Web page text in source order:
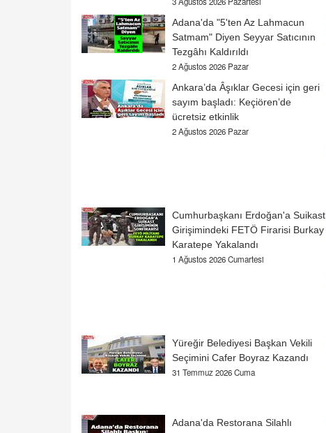
Adana'da "5'ten Az Lahmacun
Satmam" Diyen Seyyar Satıcının
Tezgâhı Kaldırıldı
2 Ağustos 2026 Pazar
Ankara’da Âşıklar Gecesi için geri
sayım başladı: Keçiören’de
ücretsiz etkinlik
2 Ağustos 2026 Pazar
Cumhurbaşkanı Erdoğan'a Suikast
Girişimindeki FETÖ Firarisi Burkay
Karatepe Yakalandı
1 Ağustos 2026 Cumartesi
Yüreğir Belediyesi Başkan Vekili
Seçimini Cafer Boyraz Kazandı
31 Temmuz 2026 Cuma
Adana'da Restorana Silahlı